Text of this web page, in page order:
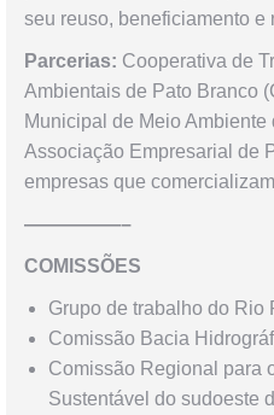
seu reuso, beneficiamento e
Parcerias: Cooperativa de
Ambientais de Pato Branco
Municipal de Meio
Associação Empresarial de
empresas que
—————–
COMISSÕES
Grupo de trabalho do Rio
Comissão Bacia
Comissão Regional para
Sustentável do sudoeste